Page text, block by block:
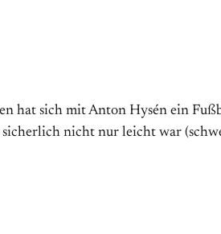
hat sich mit Anton Hysén ein
nicht nur leicht war